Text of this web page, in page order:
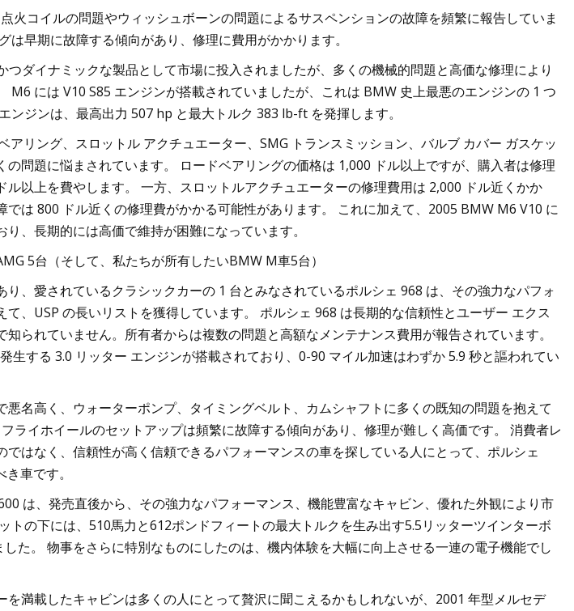
火コイルの問題やウィッシュボーンの問題によるサスペンションの故障を頻繁に報告していま
は早期に故障する傾向があり、修理に費用がかかります。
つダイナミックな製品として市場に投入されましたが、多くの機械的問題と高価な修理により
M6 には V10 S85 エンジンが搭載されていましたが、これは BMW 史上最悪のエンジンの 1 つ
ンジンは、最高出力 507 hp と最大トルク 383 lb-ft を発揮します。
アリング、スロットル アクチュエーター、SMG トランスミッション、バルブ カバー ガスケッ
の問題に悩まされています。 ロードベアリングの価格は 1,000 ドル以上ですが、購入者は修理
ル以上を費やします。 一方、スロットルアクチュエーターの修理費用は 2,000 ドル近くかか
では 800 ドル近くの修理費がかかる可能性があります。 これに加えて、2005 BMW M6 V10 に
、長期的には高価で維持が困難になっています。
5台（そして、私たちが所有したいBMW M車5台）
り、愛されているクラシックカーの 1 台とみなされているポルシェ 968 は、その強力なパフォ
て、USP の長いリストを獲得しています。 ポルシェ 968 は長期的な信頼性とユーザー エクス
られていません。所有者からは複数の問題と高額なメンテナンス費用が報告されています。
生する 3.0 リッター エンジンが搭載されており、0-90 マイル加速はわずか 5.9 秒と謳われてい
悪名高く、ウォーターポンプ、タイミングベルト、カムシャフトに多くの既知の問題を抱えて
ライホイールのセットアップは頻繁に故障する傾向があり、修理が難しく高価です。 消費者レ
ではなく、信頼性が高く信頼できるパフォーマンスの車を探している人にとって、ポルシェ
車です。
は、発売直後から、その強力なパフォーマンス、機能豊富なキャビン、優れた外観により市
トの下には、510馬力と612ポンドフィートの最大トルクを生み出す5.5リッターツインターボ
た。 物事をさらに特別なものにしたのは、機内体験を大幅に向上させる一連の電子機能でし
を満載したキャビンは多くの人にとって贅沢に聞こえるかもしれないが、2001 年型メルセデ